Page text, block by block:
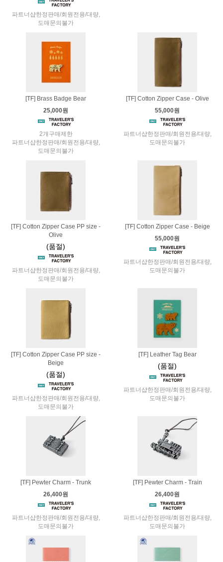
파트너샵한정판매/회원전용/대량,
도매문의불가
[TF] Brass Badge Bear
25,000원
2개구매제한
파트너샵한정판매/회원전용/대량,
도매문의불가
[TF] Cotton Zipper Case - Olive
55,000원
파트너샵한정판매/회원전용/대량,
도매문의불가
[TF] Cotton Zipper Case PP size -
Olive
(품절)
파트너샵한정판매/회원전용/대량,
도매문의불가
[TF] Cotton Zipper Case - Beige
55,000원
파트너샵한정판매/회원전용/대량,
도매문의불가
[TF] Cotton Zipper Case PP size -
Beige
(품절)
파트너샵한정판매/회원전용/대량,
도매문의불가
[TF] Leather Tag Bear
(품절)
파트너샵한정판매/회원전용/대량,
도매문의불가
[TF] Pewter Charm - Trunk
26,400원
파트너샵한정판매/회원전용/대량,
도매문의불가
[TF] Pewter Charm - Train
26,400원
파트너샵한정판매/회원전용/대량,
도매문의불가